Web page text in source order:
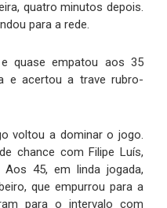
quatro minutos depois.
para a rede.
quase empatou aos 35
e acertou a trave rubro-
voltou a dominar o jogo.
chance com Filipe Luís,
45, em linda jogada,
que empurrou para a
para o intervalo com